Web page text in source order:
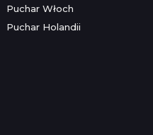
Puchar Włoch
Puchar Holandii